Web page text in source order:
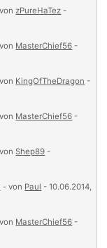
zPureHaTez -
MasterChief56 -
KingOfTheDragon -
MasterChief56 -
Shep89 -
- von Paul - 10.06.2014,
MasterChief56 -